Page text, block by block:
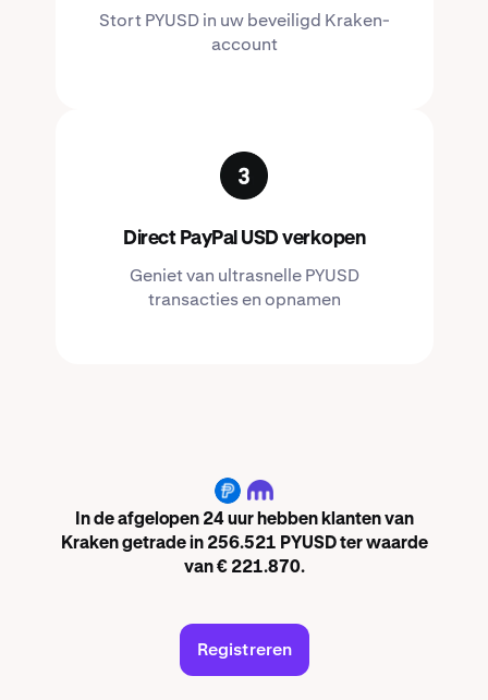
Stort PYUSD in uw beveiligd Kraken-
account
Direct PayPal USD verkopen
Geniet van ultrasnelle PYUSD
transacties en opnamen
PYUSD
In de afgelopen 24 uur hebben klanten van
Kraken getrade in 256.521 PYUSD ter waarde
van € 221.870.
Registreren